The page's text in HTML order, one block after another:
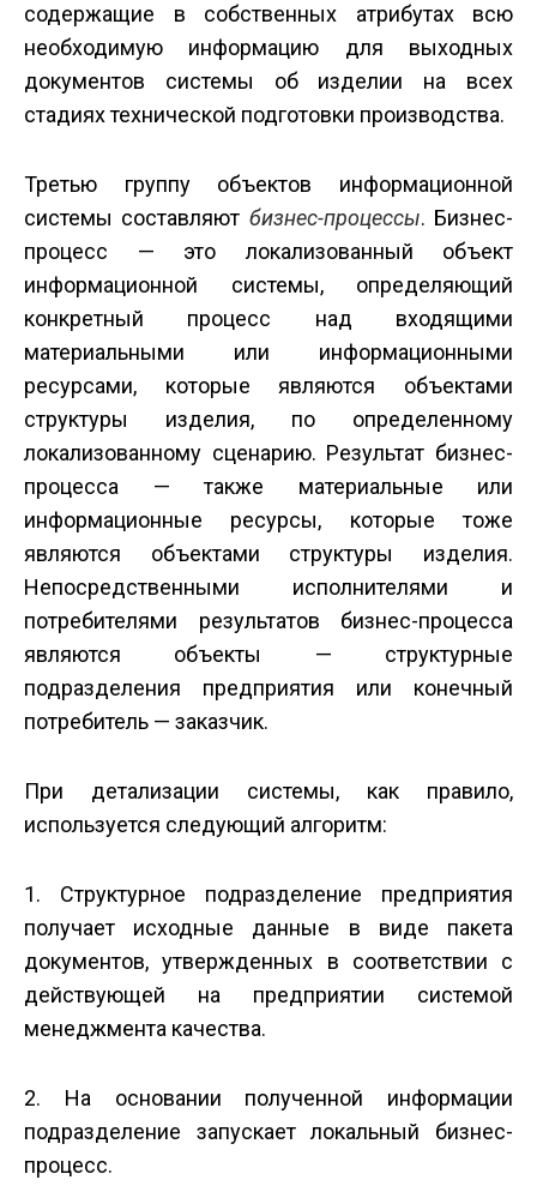
содержащие в собственных атрибутах всю
необходимую информацию для выходных
документов системы об изделии на всех
стадиях технической подготовки производства.
Третью группу объектов информационной
системы составляют бизнес-процессы. Бизнес-
процесс — это локализованный объект
информационной системы, определяющий
конкретный процесс над входящими
материальными или информационными
ресурсами, которые являются объектами
структуры изделия, по определенному
локализованному сценарию. Результат бизнес-
процесса — также материальные или
информационные ресурсы, которые тоже
являются объектами структуры изделия.
Непосредственными исполнителями и
потребителями результатов бизнес-процесса
являются объекты — структурные
подразделения предприятия или конечный
потребитель — заказчик.
При детализации системы, как правило,
используется следующий алгоритм:
1. Структурное подразделение предприятия
получает исходные данные в виде пакета
документов, утвержденных в соответствии с
действующей на предприятии системой
менеджмента качества.
2. На основании полученной информации
подразделение запускает локальный бизнес-
процесс.